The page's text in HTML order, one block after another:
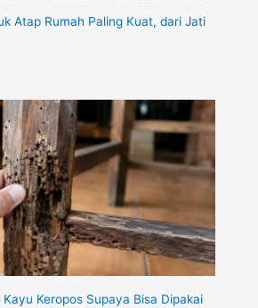
Atap Rumah Paling Kuat, dari Jati
Keropos Supaya Bisa Dipakai